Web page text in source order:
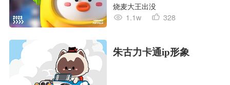
烧麦大王出没
1.1w
328
朱古力卡通ip形象